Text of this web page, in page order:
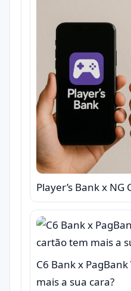
Player’s Bank x NG
C6 Bank x
mais a sua cara?